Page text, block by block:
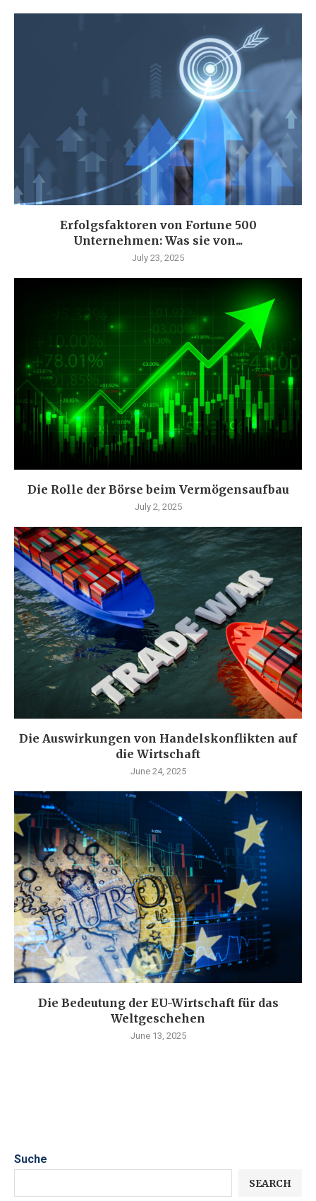
Erfolgsfaktoren von Fortune 500
Unternehmen: Was sie von...
July 23, 2025
Die Rolle der Börse beim Vermögensaufbau
July 2, 2025
Die Auswirkungen von Handelskonflikten auf
die Wirtschaft
June 24, 2025
Die Bedeutung der EU-Wirtschaft für das
Weltgeschehen
June 13, 2025
Suche
SEARCH